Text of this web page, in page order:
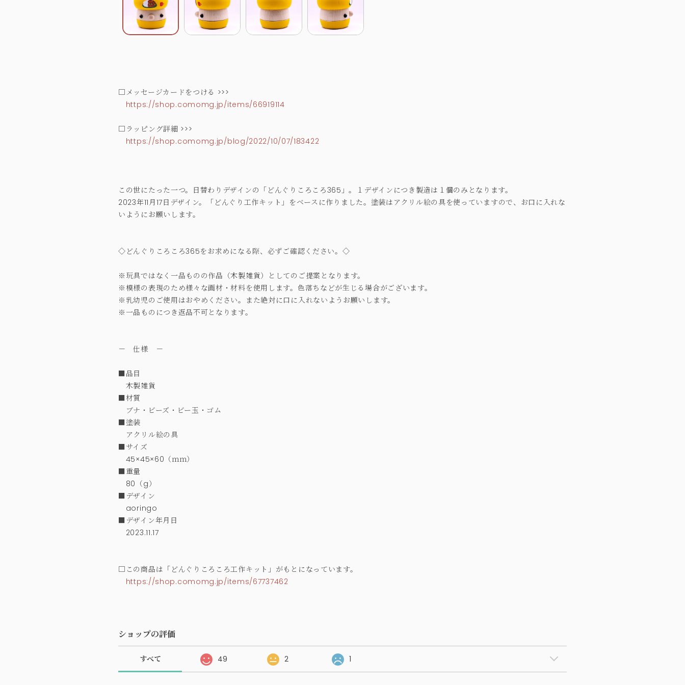
□メッセージカードをつける >>>
https://shop.comomg.jp/items/66919114
□ラッピング詳細 >>>
https://shop.comomg.jp/blog/2022/10/07/183422
この世にたった一つ。日替わりデザインの「どんぐりころころ365」。１デザインにつき製造は１個のみとなります。
2023年11月17日デザイン。「どんぐり工作キット」をベースに作りました。塗装はアクリル絵の具を使っていますので、お口に入れな
いようにお願いします。
◇どんぐりころころ365をお求めになる際、必ずご確認ください。◇
※玩具ではなく一品ものの作品（木製雑貨）としてのご提案となります。
※模様の表現のため様々な画材・材料を使用します。色落ちなどが生じる場合がございます。
※乳幼児のご使用はおやめください。また絶対に口に入れないようお願いします。
※一品ものにつき返品不可となります。
－ 仕様 －
■品目
木製雑貨
■材質
ブナ・ビーズ・ビー玉・ゴム
■塗装
アクリル絵の具
■サイズ
45×45×60（ｍｍ）
■重量
80（g）
■デザイン
aoringo
■デザイン年月日
2023.11.17
□この商品は「どんぐりころころ工作キット」がもとになっています。
https://shop.comomg.jp/items/67737462
ショップの評価
すべて 49 2 1